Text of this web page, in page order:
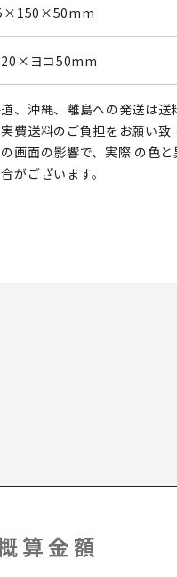
20×ヨコ50mm
、沖縄、離島への発送は送
費送料のご負担をお願い致
画面の影響で、実際 の色
がございます。
算金額